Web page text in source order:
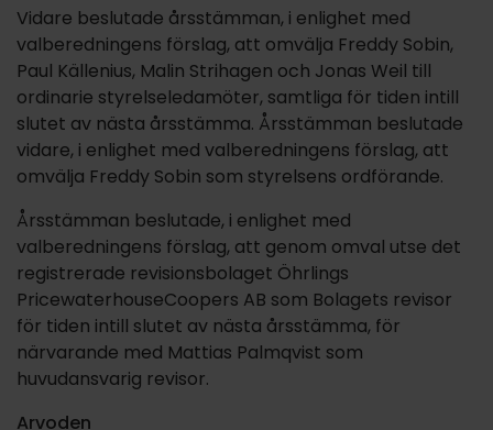
Vidare beslutade årsstämman, i enlighet med
valberedningens förslag, att omvälja Freddy Sobin,
Paul Källenius, Malin Strihagen och Jonas Weil till
ordinarie styrelseledamöter, samtliga för tiden intill
slutet av nästa årsstämma. Årsstämman beslutade
vidare, i enlighet med valberedningens förslag, att
omvälja Freddy Sobin som styrelsens ordförande.
Årsstämman beslutade, i enlighet med
valberedningens förslag, att genom omval utse det
registrerade revisionsbolaget Öhrlings
PricewaterhouseCoopers AB som Bolagets revisor
för tiden intill slutet av nästa årsstämma, för
närvarande med Mattias Palmqvist som
huvudansvarig revisor.
Arvoden